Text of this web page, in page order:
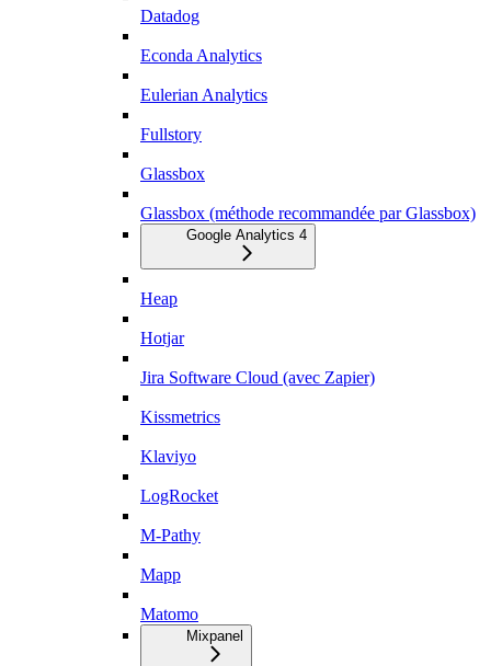
Datadog
Econda Analytics
Eulerian Analytics
Fullstory
Glassbox
Glassbox (méthode recommandée par Glassbox)
Google Analytics 4
Heap
Hotjar
Jira Software Cloud (avec Zapier)
Kissmetrics
Klaviyo
LogRocket
M-Pathy
Mapp
Matomo
Mixpanel